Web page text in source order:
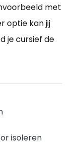
met
optie kan jij
je cursief de
isoleren